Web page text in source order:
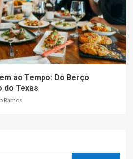
ao Tempo: Do Berço
do Texas
Ramos